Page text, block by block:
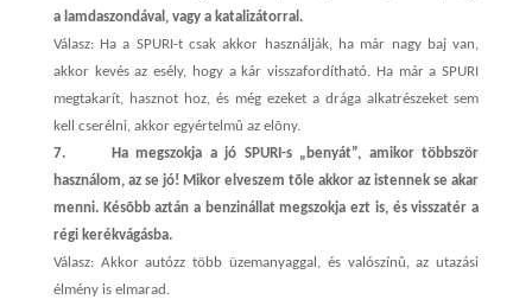
a lamdaszondával, vagy a katalizátorral.
Válasz: Ha a SPURI-t csak akkor használják, ha már nagy baj van,
akkor kevés az esély, hogy a kár visszafordítható. Ha már a SPURI
megtakarít, hasznot hoz, és még ezeket a drága alkatrészeket sem
kell cserélni, akkor egyértelmû az elõny.
7.
Ha megszokja a jó SPURI-s „benyát”, amikor többször
használom, az se jó! Mikor elveszem tõle akkor az istennek se akar
menni. Késõbb aztán a benzinállat megszokja ezt is, és visszatér a
régi kerékvágásba.
Válasz: Akkor autózz több üzemanyaggal, és valószínû, az utazási
élmény is elmarad.